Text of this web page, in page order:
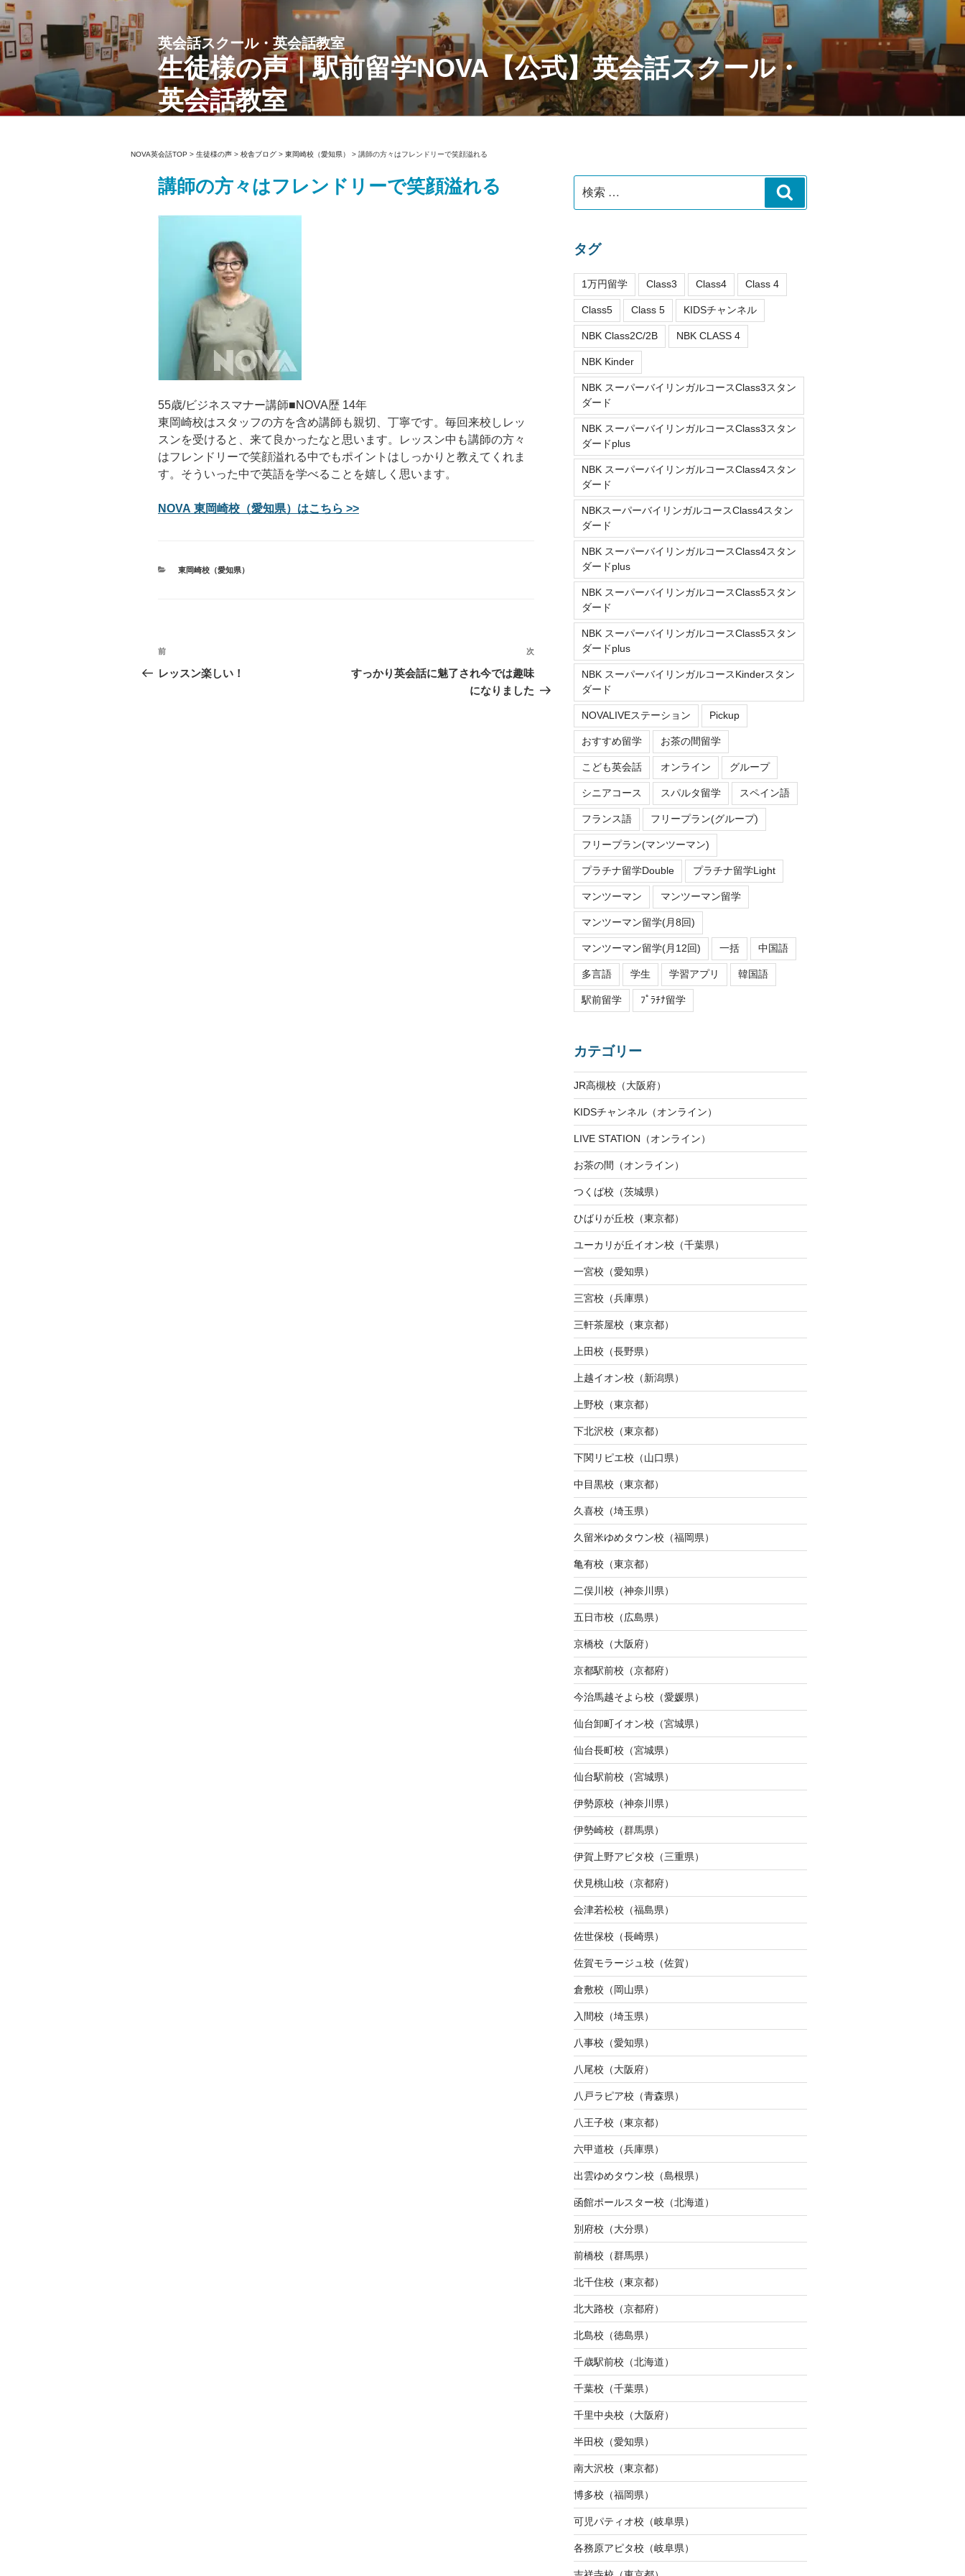
コ
ン
テ
ン
へ
ス
英会話スクール・英会話教室
生徒様の声｜駅前留学NOVA【公式】英会話スクール・
英会話教室
NOVA英会話TOP > 生徒様の声 > 校舎ブログ > 東岡崎校（愛知県） > 講師の方々はフレンドリーで笑顔溢れる
講師の方々はフレンドリーで笑顔溢れる
55歳/ビジネスマナー講師■NOVA歴 14年
東岡崎校はスタッフの方を含め講師も親切、丁寧です。毎回来校しレッ
スンを受けると、来て良かったなと思います。レッスン中も講師の方々
はフレンドリーで笑顔溢れる中でもポイントはしっかりと教えてくれま
す。そういった中で英語を学べることを嬉しく思います。
NOVA 東岡崎校（愛知県）はこちら >>
カ
東岡崎校（愛知県）
投
稿
過
去
前
レッスン楽しい！
次
の
投
次
すっかり英会話に魅了され今では趣味
になりました
索:
索
タグ
1万円留学 Class3 Class4 Class 4
Class5 Class 5 KIDSチャンネル
NBK Class2C/2B NBK CLASS 4
NBK Kinder
NBK スーパーバイリンガルコースClass3スタン
ダード
NBK スーパーバイリンガルコースClass3スタン
ダードplus
NBK スーパーバイリンガルコースClass4スタン
ダード
NBKスーパーバイリンガルコースClass4スタン
ダード
NBK スーパーバイリンガルコースClass4スタン
ダードplus
NBK スーパーバイリンガルコースClass5スタン
ダード
NBK スーパーバイリンガルコースClass5スタン
ダードplus
NBK スーパーバイリンガルコースKinderスタン
ダード
NOVALIVEステーション Pickup
おすすめ留学 お茶の間留学
こども英会話 オンライン グループ
シニアコース スパルタ留学 スペイン語
フランス語 フリープラン(グループ)
フリープラン(マンツーマン)
プラチナ留学Double プラチナ留学Light
マンツーマン マンツーマン留学
マンツーマン留学(月8回)
マンツーマン留学(月12回) 一括 中国語
多言語 学生 学習アプリ 韓国語
駅前留学 ﾌﾟﾗﾁﾅ留学
カテゴリー
JR高槻校（大阪府）
KIDSチャンネル（オンライン）
LIVE STATION（オンライン）
お茶の間（オンライン）
つくば校（茨城県）
ひばりが丘校（東京都）
ユーカリが丘イオン校（千葉県）
一宮校（愛知県）
三宮校（兵庫県）
三軒茶屋校（東京都）
上田校（長野県）
上越イオン校（新潟県）
上野校（東京都）
下北沢校（東京都）
下関リピエ校（山口県）
中目黒校（東京都）
久喜校（埼玉県）
久留米ゆめタウン校（福岡県）
亀有校（東京都）
二俣川校（神奈川県）
五日市校（広島県）
京橋校（大阪府）
京都駅前校（京都府）
今治馬越そよら校（愛媛県）
仙台卸町イオン校（宮城県）
仙台長町校（宮城県）
仙台駅前校（宮城県）
伊勢原校（神奈川県）
伊勢崎校（群馬県）
伊賀上野アピタ校（三重県）
伏見桃山校（京都府）
会津若松校（福島県）
佐世保校（長崎県）
佐賀モラージュ校（佐賀）
倉敷校（岡山県）
入間校（埼玉県）
八事校（愛知県）
八尾校（大阪府）
八戸ラピア校（青森県）
八王子校（東京都）
六甲道校（兵庫県）
出雲ゆめタウン校（島根県）
函館ポールスター校（北海道）
別府校（大分県）
前橋校（群馬県）
北千住校（東京都）
北大路校（京都府）
北島校（徳島県）
千歳駅前校（北海道）
千葉校（千葉県）
千里中央校（大阪府）
半田校（愛知県）
南大沢校（東京都）
博多校（福岡県）
可児パティオ校（岐阜県）
各務原アピタ校（岐阜県）